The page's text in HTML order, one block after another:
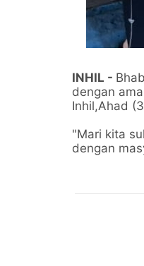
INHIL -
dengan
Inhil,Ahad
"Mari kita
dengan